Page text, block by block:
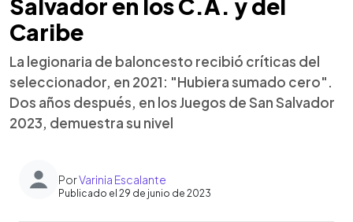
Salvador en los C.A. y del
Caribe
La legionaria de baloncesto recibió críticas del
seleccionador, en 2021: "Hubiera sumado cero".
Dos años después, en los Juegos de San Salvador
2023, demuestra su nivel
PorVarinia Escalante
Publicado el 29 de junio de 2023